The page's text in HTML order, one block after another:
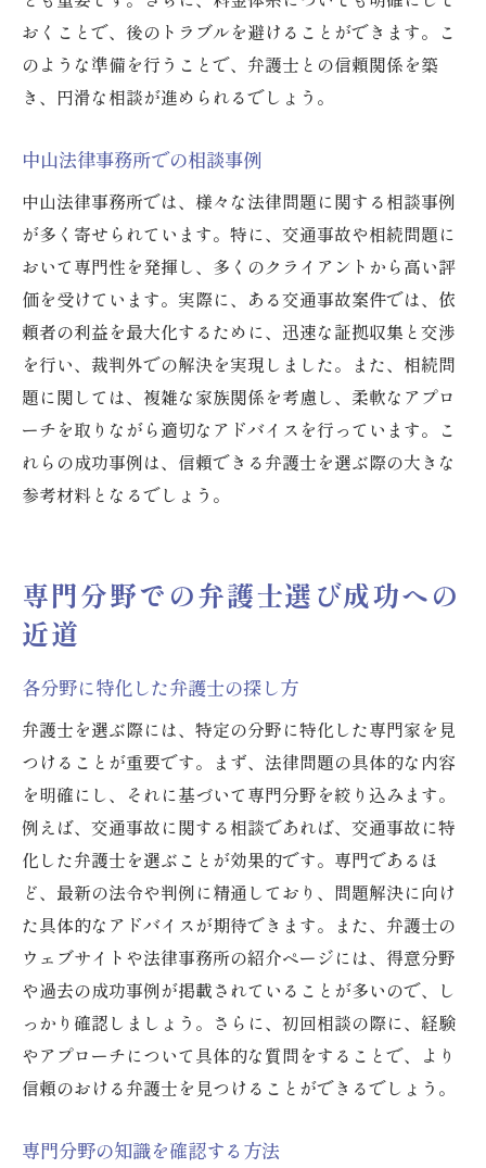
おくことで、後のトラブルを避けることができます。こ
のような準備を行うことで、弁護士との信頼関係を築
き、円滑な相談が進められるでしょう。
中山法律事務所での相談事例
中山法律事務所では、様々な法律問題に関する相談事例
が多く寄せられています。特に、交通事故や相続問題に
おいて専門性を発揮し、多くのクライアントから高い評
価を受けています。実際に、ある交通事故案件では、依
頼者の利益を最大化するために、迅速な証拠収集と交渉
を行い、裁判外での解決を実現しました。また、相続問
題に関しては、複雑な家族関係を考慮し、柔軟なアプロ
ーチを取りながら適切なアドバイスを行っています。こ
れらの成功事例は、信頼できる弁護士を選ぶ際の大きな
参考材料となるでしょう。
専門分野での弁護士選び成功への
近道
各分野に特化した弁護士の探し方
弁護士を選ぶ際には、特定の分野に特化した専門家を見
つけることが重要です。まず、法律問題の具体的な内容
を明確にし、それに基づいて専門分野を絞り込みます。
例えば、交通事故に関する相談であれば、交通事故に特
化した弁護士を選ぶことが効果的です。専門であるほ
ど、最新の法令や判例に精通しており、問題解決に向け
た具体的なアドバイスが期待できます。また、弁護士の
ウェブサイトや法律事務所の紹介ページには、得意分野
や過去の成功事例が掲載されていることが多いので、し
っかり確認しましょう。さらに、初回相談の際に、経験
やアプローチについて具体的な質問をすることで、より
信頼のおける弁護士を見つけることができるでしょう。
専門分野の知識を確認する方法